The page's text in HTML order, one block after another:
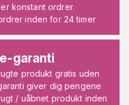
konstant ordrer.
inden for 24 timer
garanti
produkt gratis uden
giver dig pengene
/ uåbnet produkt inden